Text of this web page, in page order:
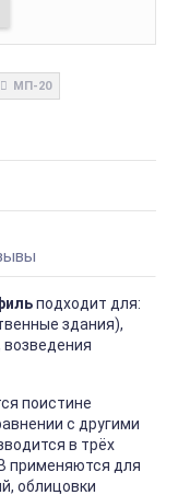
МП-20
подходит для:
здания),
возведения
поистине
с другими
в трёх
применяются для
облицовки